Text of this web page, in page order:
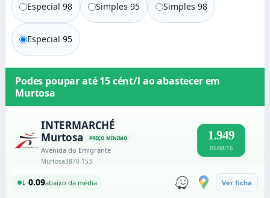
Especial 98 Simples 95 Simples 98
Especial 95
Podes poupar até15 cént/l ao abastecer em
Murtosa
INTERMARCHÉ
Murtosa
PREÇO MINIMO
Avenida do Emigrante
Murtosa3870-153
1.949
03/08/26
↓ 0.09abaixo da média Ver ficha